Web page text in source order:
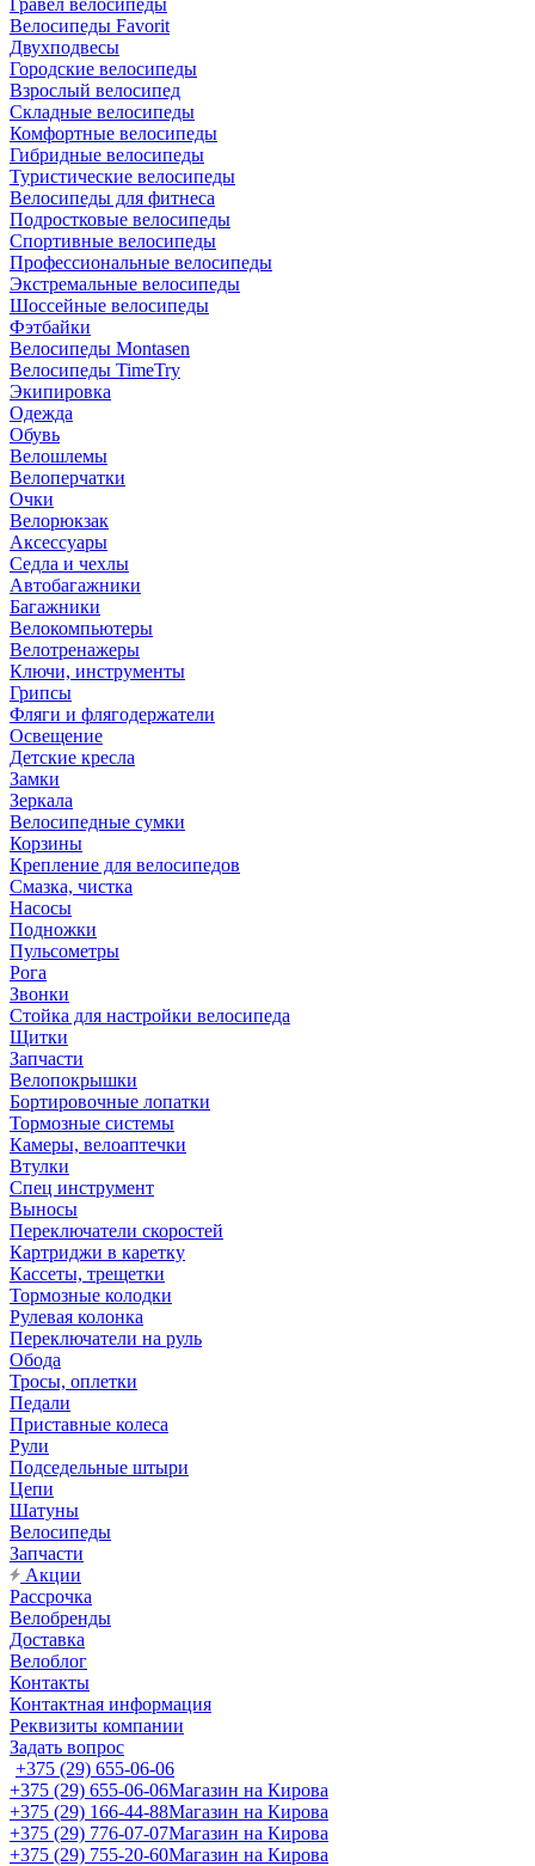
Гравел велосипеды
Велосипеды Favorit
Двухподвесы
Городские велосипеды
Взрослый велосипед
Складные велосипеды
Комфортные велосипеды
Гибридные велосипеды
Туристические велосипеды
Велосипеды для фитнеса
Подростковые велосипеды
Спортивные велосипеды
Профессиональные велосипеды
Экстремальные велосипеды
Шоссейные велосипеды
Фэтбайки
Велосипеды Montasen
Велосипеды TimeTry
Экипировка
Одежда
Обувь
Велошлемы
Велоперчатки
Очки
Велорюкзак
Аксессуары
Седла и чехлы
Автобагажники
Багажники
Велокомпьютеры
Велотренажеры
Ключи, инструменты
Грипсы
Фляги и флягодержатели
Освещение
Детские кресла
Замки
Зеркала
Велосипедные сумки
Корзины
Крепление для велосипедов
Смазка, чистка
Насосы
Подножки
Пульсометры
Рога
Звонки
Стойка для настройки велосипеда
Щитки
Запчасти
Велопокрышки
Бортировочные лопатки
Тормозные системы
Камеры, велоаптечки
Втулки
Спец инструмент
Выносы
Переключатели скоростей
Картриджи в каретку
Кассеты, трещетки
Тормозные колодки
Рулевая колонка
Переключатели на руль
Обода
Тросы, оплетки
Педали
Приставные колеса
Рули
Подседельные штыри
Цепи
Шатуны
Велосипеды
Запчасти
Акции
Рассрочка
Велобренды
Доставка
Велоблог
Контакты
Контактная информация
Реквизиты компании
Задать вопрос
+375 (29) 655-06-06
+375 (29) 655-06-06Магазин на Кирова
+375 (29) 166-44-88Магазин на Кирова
+375 (29) 776-07-07Магазин на Кирова
+375 (29) 755-20-60Магазин на Кирова